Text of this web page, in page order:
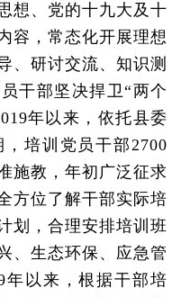
想、党的十九大及十
容，常态化开展理想
、研讨交流、知识测
干部坚决捍卫“两个
年以来，依托县委
培训党员干部2700
施教，年初广泛征求
方位了解干部实际培
划，合理安排培训班
、生态环保、应急管
年以来，根据干部培